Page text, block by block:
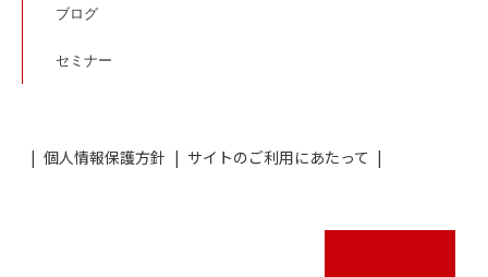
ブログ
セミナー
個人情報保護方針 サイトのご利用にあたって